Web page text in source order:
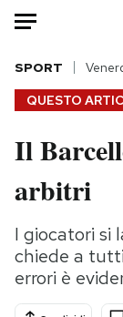
HOME
Italia
Politica
Tecnologia
Internet
Scienza
Cultura
QUESTO
SPORT
Il
arbitri
I giocatori si
chiede a
errori è